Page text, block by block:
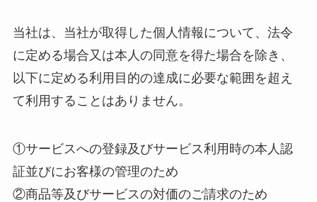
当社は、当社が取得した個人情報について、法令
に定める場合又は本人の同意を得た場合を除き、
以下に定める利用目的の達成に必要な範囲を超え
て利用することはありません。
①サービスへの登録及びサービス利用時の本人認
証並びにお客様の管理のため
②商品等及びサービスの対価のご請求のため